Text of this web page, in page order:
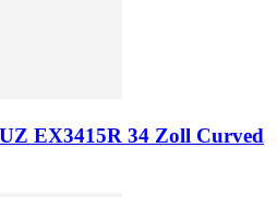
EX3415R 34 Zoll Curved